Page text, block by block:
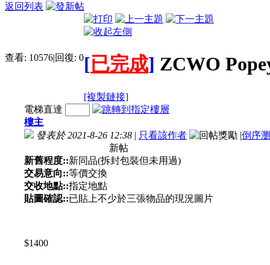
返回列表
查看: 10576|回復: 0[已完成] ZCWO
[複製鏈接]
電梯直達
樓主
發表於 2021-8-26 12:38 | 只看該作者 |倒序
新帖
新舊程度::新同品(拆封包裝但未用過)
交易意向::等價交換
交收地點::指定地點
貼圖確認::已貼上不少於三張物品的現況圖片
$1400